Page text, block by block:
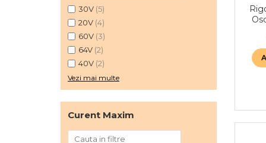
30V (5)
20V (4)
60V (3)
64V (2)
40V (2)
Vezi mai multe
Curent Maxim